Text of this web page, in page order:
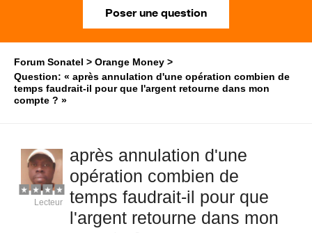
Poser une question
Forum Sonatel
Orange Money
Question: « après annulation d'une opération combien de
temps faudrait-il pour que l'argent retourne dans mon
compte ? »
après annulation d'une
opération combien de
temps faudrait-il pour que
l'argent retourne dans mon
Lecteur